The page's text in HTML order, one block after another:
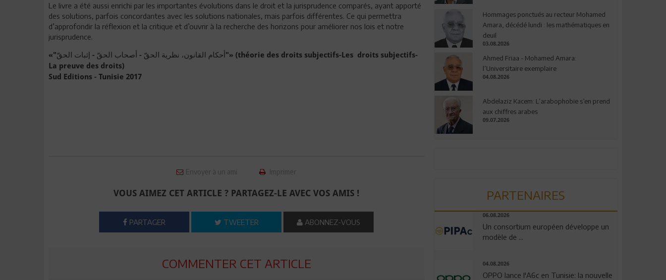
Le livre a été aussi enrichi par les importantes évolutions dans le droit et la jurisprudence comparés, ayant apporté
des solutions, parfois concordantes avec les solutions nationales, mais parfois différentes. Ce qui permettra
d’approfondir la réflexion et la critique et d’ouvrir à la recherche des horizons pour améliorer nos lois et notre
jurisprudence.
«"أحكام القانون، نظرية الحقّ - أصحاب الحقّ - إثبات الحقّ"» (théorie des droits subjectifs-Les droits subjectifs-
La preuve des droits)
Sud Editions - Tunisie 2017
Envoyer à un ami Imprimer
VOUS AIMEZ CET ARTICLE ? PARTAGEZ-LE AVEC VOS AMIS !
PARTAGER TWEETER ABONNEZ-VOUS
COMMENTER CET ARTICLE
Hommages ponctués au recteur Mohamed
Amara, décédé lundi : les mathématiques en
deuil
03.08.2026
Ahmed Friaa - Mohamed Amara:
l’Universitaire exemplaire
04.08.2026
Abdelaziz Kacem: L’arabophobie s’en prend
aux chiffres arabes
09.07.2026
PARTENAIRES
06.08.2026
Un consortium européen développe un
modèle de ...
04.08.2026
OPPO lance l'A6c en Tunisie: la nouvelle